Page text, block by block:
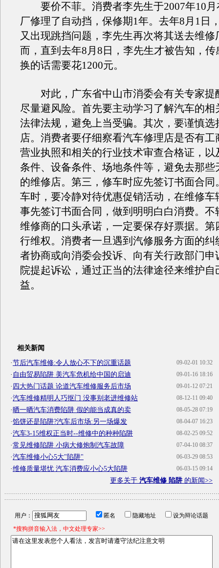
要价不菲。消费者李先生于2007年10月
厂修理了自动挡，保修期1年。去年8月1日
又出现跳挡问题，李先生再次将其送去维修
而，直到去年8月8日，李先生才被告知，
换的话需要花1200元。
对此，广东省中山市消委会有关专家提
尽量避风险。首先要主动学习了解汽车的相
法律法规，避免上当受骗。其次，要谨慎选
店。消费者要仔细察看汽车修理店是否有工
营业执照和相关的行业技术审查合格证，以
条件、设备条件、场地条件等，避免去那些
的维修店。第三，修车时应先签订书面合同
车时，要冷静对待优惠促销活动，在维修车
事先签订书面合同，做到明明白白消费。不
维修商的口头承诺，一定要保存好票据。第
行维权。消费者一旦遇到汽修服务方面的纠
者协商或向消委会投诉、向有关行政部门申
院提起诉讼，通过正当的法律途径来维护自
益。
相关新闻
09-02-01 10:32
·节后汽车维修:令人放心不下的沉重话题
09-01-16 18:16
· 自由贸易陷阱 美汽车危机给中国的启迪
09-01-12 07:21
·四大热门话题 论道汽车维修服务后市场
08-12-11 09:40
·汽车维修精明人巧抠门 没事别老进维修站
08-05-28 07:19
·晒一晒汽车消费陷阱 假的能当成真的卖
08-04-07 16:23
·馅饼还是陷阱?汽车后市场:另一场爆发
08-02-25 09:52
·汽车3-15维权正当时--维修中的种种陷阱
07-04-10 08:37
·常见维修陷阱 小病大修炮制汽车故障
06-03-29 08:53
·汽车维修小心5大"陷阱"
06-03-15 09:14
·维修质量堪忧 汽车消费应小心5大陷阱
更多关于 汽车维修 陷阱的新闻>>
用户： 匿名 隐藏地址
设为辩论话题
*搜狗拼音输入法，中文处理专家>>